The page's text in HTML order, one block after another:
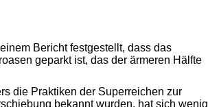
Bericht festgestellt, dass das
geparkt ist, das der ärmeren Hälfte
die Praktiken der Superreichen zur
bekannt wurden, hat sich wenig